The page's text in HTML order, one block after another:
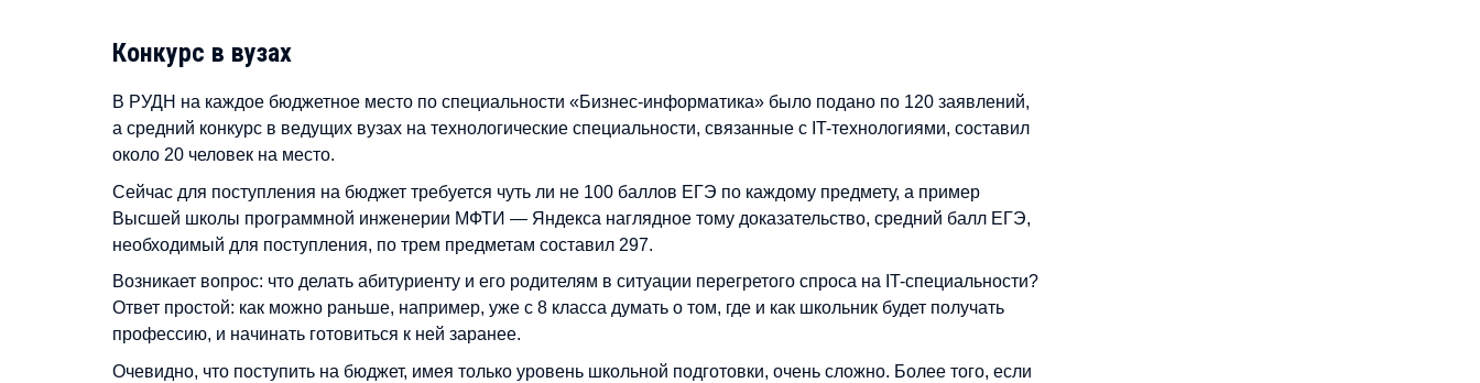
Конкурс в вузах
В РУДН на каждое бюджетное место по специальности «Бизнес-информатика» было подано по 120 заявлений,
а средний конкурс в ведущих вузах на технологические специальности, связанные с IT-технологиями, составил
около 20 человек на место.
Сейчас для поступления на бюджет требуется чуть ли не 100 баллов ЕГЭ по каждому предмету, а пример
Высшей школы программной инженерии МФТИ — Яндекса наглядное тому доказательство, средний балл ЕГЭ,
необходимый для поступления, по трем предметам составил 297.
Возникает вопрос: что делать абитуриенту и его родителям в ситуации перегретого спроса на IT-специальности?
Ответ простой: как можно раньше, например, уже с 8 класса думать о том, где и как школьник будет получать
профессию, и начинать готовиться к ней заранее.
Очевидно, что поступить на бюджет, имея только уровень школьной подготовки, очень сложно. Более того, если